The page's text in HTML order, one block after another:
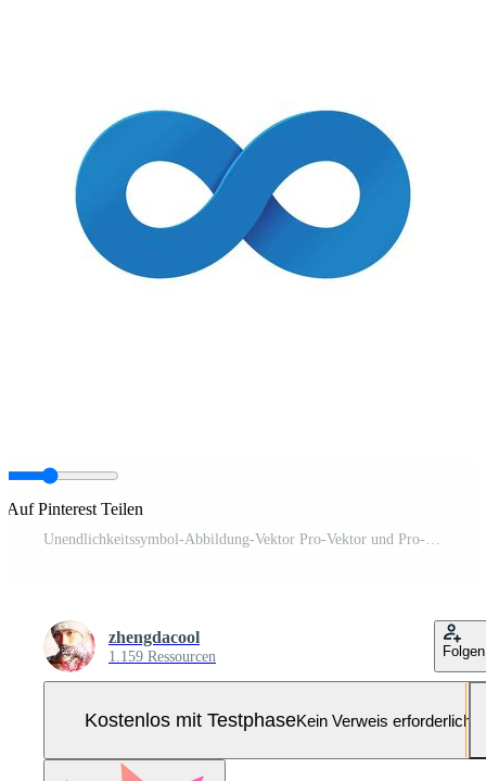
Auf Pinterest Teilen
Unendlichkeitssymbol-Abbildung-Vektor Pro-Vektor und Pro-SVG
zhengdacool
1.159 Ressourcen Folgen
Kostenlos mit TestphaseKein Verweis erforderlich